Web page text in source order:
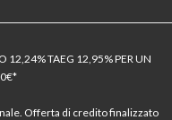
12,24% TAEG 12,95% PER UN
Offerta di credito finalizzato